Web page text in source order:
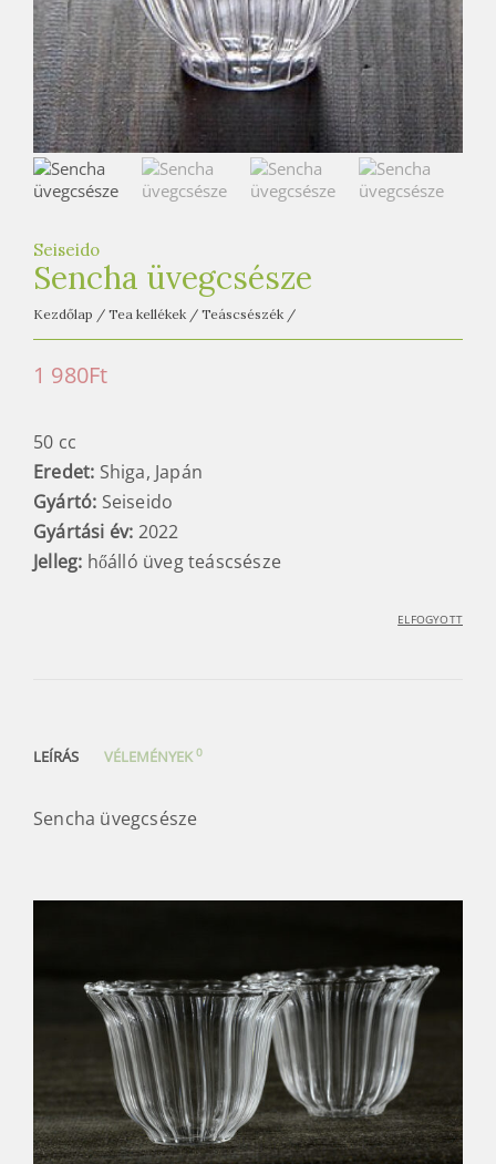
t
e
a
h
á
z
Seiseido
Sencha üvegcsésze
Kezdőlap / Tea kellékek / Teáscsészék /
1 980Ft
50 cc
Eredet: Shiga, Japán
Gyártó: Seiseido
Gyártási év: 2022
Jelleg: hőálló üveg teáscsésze
ELFOGYOTT
LEÍRÁS VÉLEMÉNYEK 0
Sencha üvegcsésze